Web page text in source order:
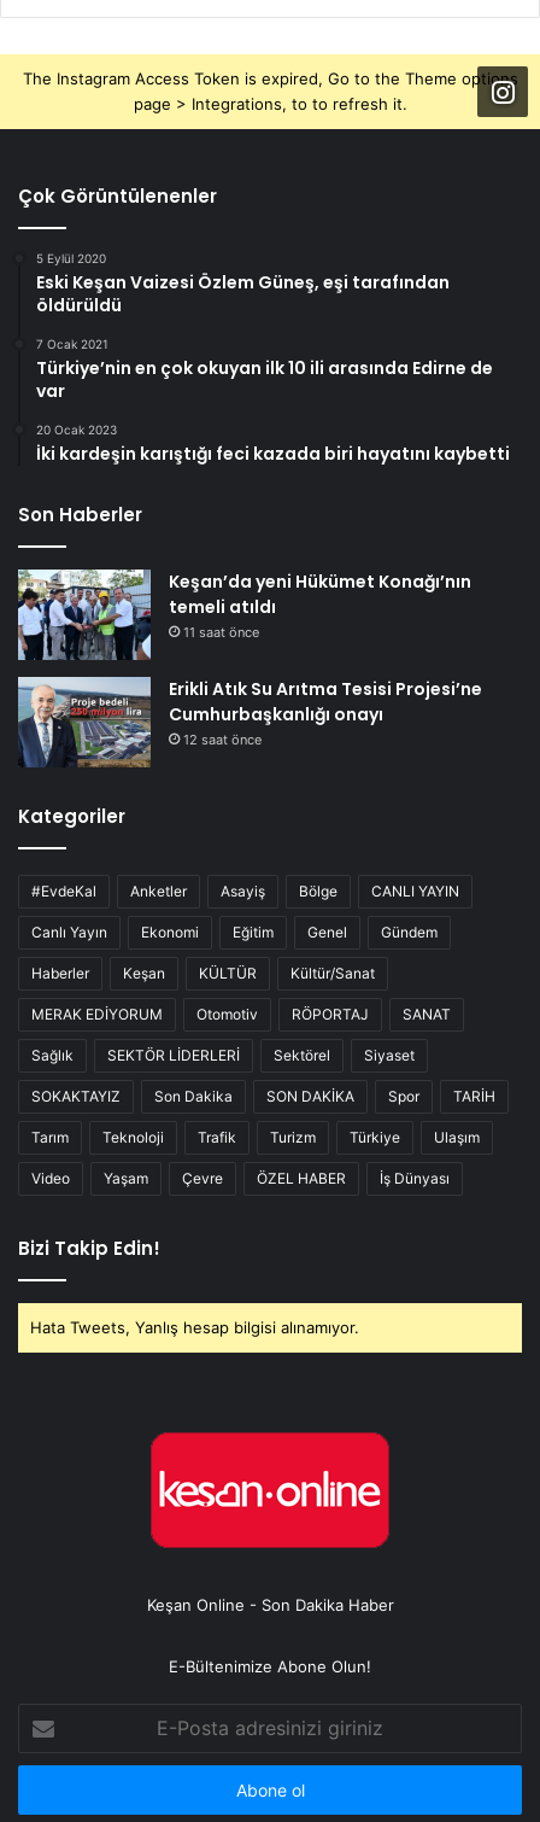
The Instagram Access Token is expired, Go to the Theme options
page > Integrations, to to refresh it.
Çok Görüntülenenler
5 Eylül 2020
Eski Keşan Vaizesi Özlem Güneş, eşi tarafından
öldürüldü
7 Ocak 2021
Türkiye’nin en çok okuyan ilk 10 ili arasında Edirne de
var
20 Ocak 2023
İki kardeşin karıştığı feci kazada biri hayatını kaybetti
Son Haberler
Keşan’da yeni Hükümet Konağı’nın
temeli atıldı
11 saat önce
Erikli Atık Su Arıtma Tesisi Projesi’ne
Cumhurbaşkanlığı onayı
12 saat önce
Kategoriler
#EvdeKal Anketler Asayiş Bölge CANLI YAYIN
Canlı Yayın Ekonomi Eğitim Genel Gündem
Haberler Keşan KÜLTÜR Kültür/Sanat
MERAK EDİYORUM Otomotiv RÖPORTAJ SANAT
Sağlık SEKTÖR LİDERLERİ Sektörel Siyaset
SOKAKTAYIZ Son Dakika SON DAKİKA Spor TARİH
Tarım Teknoloji Trafik Turizm Türkiye Ulaşım
Video Yaşam Çevre ÖZEL HABER İş Dünyası
Bizi Takip Edin!
Hata Tweets, Yanlış hesap bilgisi alınamıyor.
Keşan Online - Son Dakika Haber
E-Bültenimize Abone Olun!
E-
Posta
adresinizi